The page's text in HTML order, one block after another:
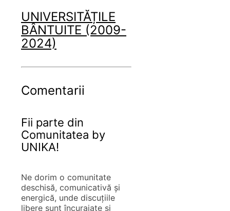
UNIVERSITĂȚILE
BÂNTUITE (2009-
2024)
Comentarii
Fii parte din
Comunitatea by
UNIKA!
Ne dorim o comunitate
deschisă, comunicativă și
energică, unde discuțiile
libere sunt încurajate și